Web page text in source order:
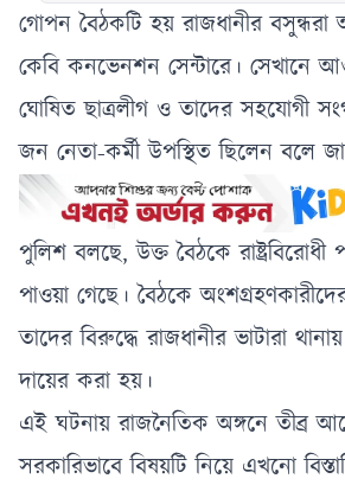
মামলার বিচার
কার্যক্রম
গোপন বৈঠকটি হয় রাজধানীর
কেবি কনভেনশন সেন্টারে। সেখানে
ঘোষিত ছাত্রলীগ ও তাদের সহযোগী
জন নেতা-কর্মী উপস্থিত ছিলেন বলে
পুলিশ বলছে, উক্ত বৈঠকে
পাওয়া গেছে। বৈঠকে
তাদের বিরুদ্ধে রাজধানীর ভাটারা
দায়ের করা হয়।
এই ঘটনায় রাজনৈতিক অঙ্গনে তীব্র
সরকারিভাবে বিষয়টি নিয়ে এখনো